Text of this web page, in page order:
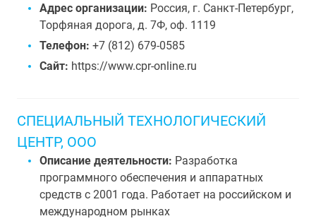
Адрес организации: Россия, г. Санкт-Петербург,
Торфяная дорога, д. 7Ф, оф. 1119
Телефон: +7 (812) 679-0585
Сайт: https://www.cpr-online.ru
СПЕЦИАЛЬНЫЙ ТЕХНОЛОГИЧЕСКИЙ
ЦЕНТР, ООО
Описание деятельности: Разработка
программного обеспечения и аппаратных
средств с 2001 года. Работает на российском и
международном рынках